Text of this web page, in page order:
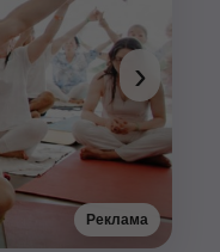
Реклама
›